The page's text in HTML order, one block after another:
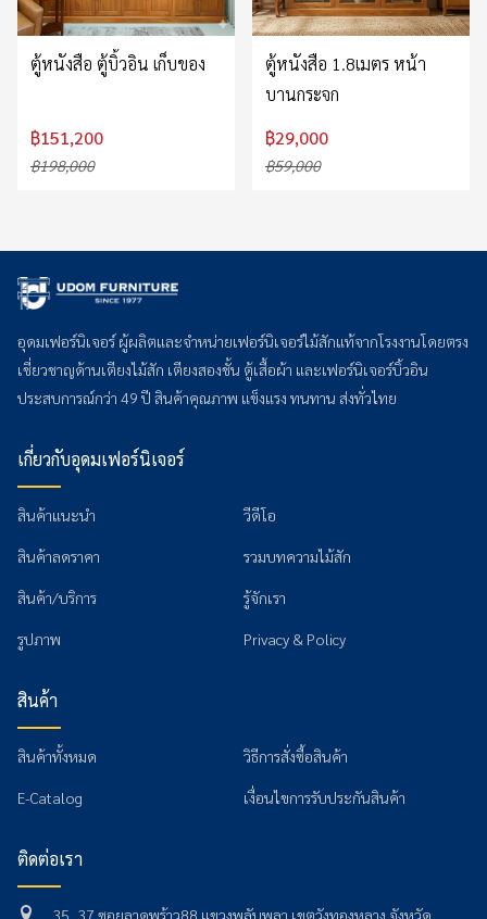
ตู้หนังสือ ตู้บิ้วอิน เก็บของ
฿151,200
฿198,000
ตู้หนังสือ 1.8เมตร หน้า
บานกระจก
฿29,000
฿59,000
อุดมเฟอร์นิเจอร์ ผู้ผลิตและจำหน่ายเฟอร์นิเจอร์ไม้สักแท้จากโรงงานโดยตรง
เชี่ยวชาญด้านเตียงไม้สัก เตียงสองชั้น ตู้เสื้อผ้า และเฟอร์นิเจอร์บิ้วอิน
ประสบการณ์กว่า 49 ปี สินค้าคุณภาพ แข็งแรง ทนทาน ส่งทั่วไทย
เกี่ยวกับอุดมเฟอร์นิเจอร์
สินค้าแนะนำ
สินค้าลดราคา
สินค้า/บริการ
รูปภาพ
วีดีโอ
รวมบทความไม้สัก
รู้จักเรา
Privacy & Policy
สินค้า
สินค้าทั้งหมด
E-Catalog
วิธีการสั่งซื้อสินค้า
เงื่อนไขการรับประกันสินค้า
ติดต่อเรา
35, 37 ซอยลาดพร้าว88 แขวงพลับพลา เขตวังทองหลาง จังหวัด